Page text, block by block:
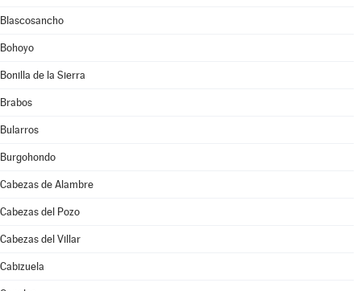
Blascosancho
Bohoyo
Bonilla de la Sierra
Brabos
Bularros
Burgohondo
Cabezas de Alambre
Cabezas del Pozo
Cabezas del Villar
Cabizuela